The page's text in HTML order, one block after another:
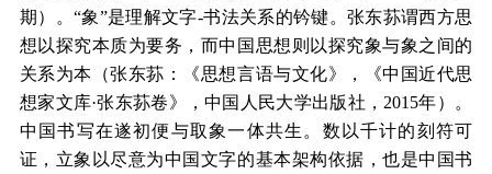
期）。“象”是理解文字-书法关系的钤键。张东荪谓西方思
想以探究本质为要务，而中国思想则以探究象与象之间的
关系为本（张东荪：《思想言语与文化》，《中国近代思
想家文库·张东荪卷》，中国人民大学出版社，2015年）。
中国书写在遂初便与取象一体共生。数以千计的刻符可
证，立象以尽意为中国文字的基本架构依据，也是中国书